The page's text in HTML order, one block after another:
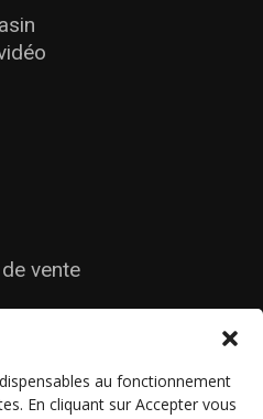
au fonctionnement
En cliquant sur Accepter vous
vente